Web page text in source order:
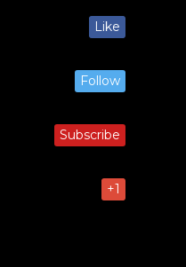
Like
Follow
Subscribe
+1